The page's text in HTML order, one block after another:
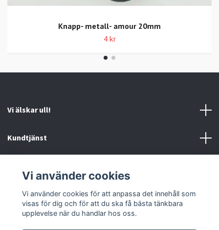
Knapp- metall- amour 20mm
4 kr
Vi älskar ull!
Kundtjänst
Sociala medier
Vi använder cookies
Vi använder cookies för att anpassa det innehåll som
visas för dig och för att du ska få bästa tänkbara
upplevelse när du handlar hos oss.